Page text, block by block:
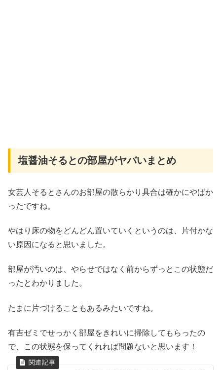
塩醤油そるとの部屋がヤバいまとめ
女芸人そるとさんのお部屋の散らかり具合は確かにやばか
ったですね。
やはり床の物をどんどん置いていくというのは、片付かな
い原因になると思いました。
部屋が汚いのは、やらせではなく前からずっとこの状態だ
ったとわかりました。
たまに片づけることもあるみたいですね。
有吉ゼミでせっかく部屋をきれいに掃除してもらったの
で、この状態を保ってくれれば問題ないと思います！